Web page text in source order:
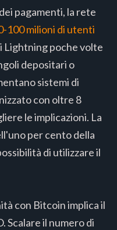
pagamenti, la rete
100 milioni di utenti
Lightning poche volte
depositari o
sistemi di
con oltre 8
le implicazioni. La
per cento della
di utilizzare il
con Bitcoin implica il
Scalare il numero di